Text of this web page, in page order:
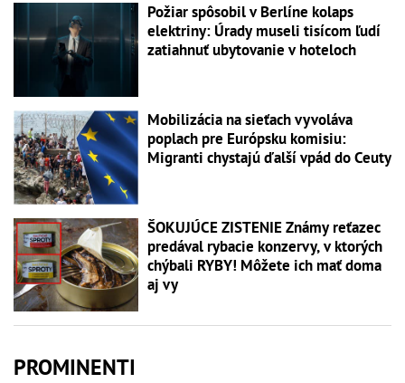
Požiar spôsobil v Berlíne kolaps
elektriny: Úrady museli tisícom ľudí
zatiahnuť ubytovanie v hoteloch
Mobilizácia na sieťach vyvoláva
poplach pre Európsku komisiu:
Migranti chystajú ďalší vpád do Ceuty
ŠOKUJÚCE ZISTENIE Známy reťazec
predával rybacie konzervy, v ktorých
chýbali RYBY! Môžete ich mať doma
aj vy
PROMINENTI